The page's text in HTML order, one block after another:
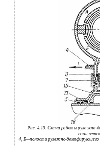
Рис. 4.10. Схема работы рулежно-
4, Б—полости рулежно-демпфирующего